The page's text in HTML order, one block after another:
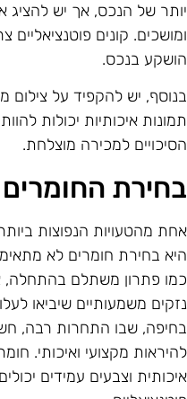
של הנכס, אך יש להציג
קונים פוטנציאליים
בנכס.
יש להקפיד על צילום
איכותיות יכולות
למכירה מוצלחת.
החומרים
מהטעויות הנפוצות
בחירת חומרים לא
פתרון משתלם בהתחלה,
משמעותיים שיביאו
שבו התחרות רבה,
מקצועי ואיכותי.
וצבעים עמידים